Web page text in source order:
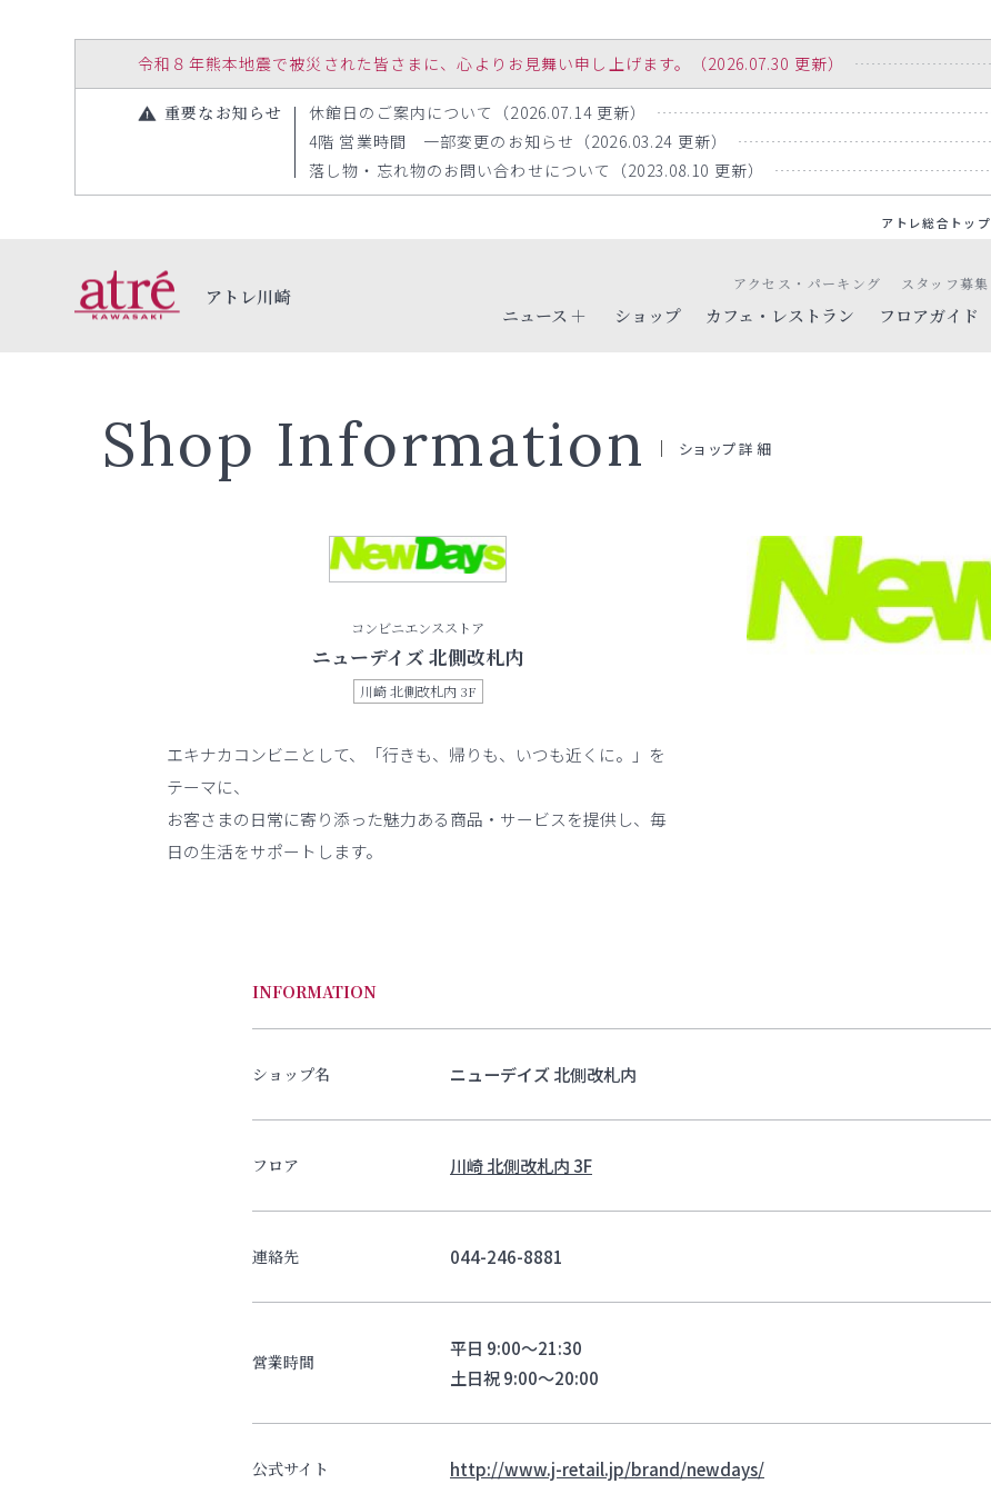
令和８年熊本地震で被災された皆さまに、心よりお見舞い申し上げます。（2026.07.30 更新）
重要なお知らせ
休館日のご案内について（2026.07.14 更新）
4階 営業時間 一部変更のお知らせ（2026.03.24 更新）
落し物・忘れ物のお問い合わせについて（2023.08.10 更新）
アトレ総合トップ
アトレ川崎
ニュース
ショップ カフェ・レストラン フロアガイド
アクセス・パーキング スタッフ募集
Shop Information ショップ詳細
コンビニエンスストア
ニューデイズ 北側改札内
川崎 北側改札内 3F
エキナカコンビニとして、「行きも、帰りも、いつも近くに。」を
テーマに、
お客さまの日常に寄り添った魅力ある商品・サービスを提供し、毎
日の生活をサポートします。
INFORMATION
ショップ名 ニューデイズ 北側改札内
フロア 川崎 北側改札内 3F
連絡先 044-246-8881
営業時間
平日 9:00～21:30
土日祝 9:00～20:00
公式サイト http://www.j-retail.jp/brand/newdays/